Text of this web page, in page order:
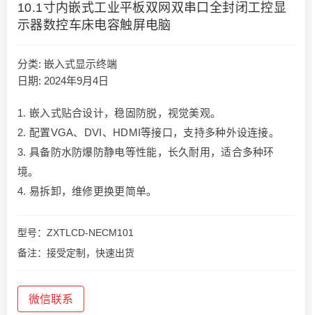
10.1寸内嵌式工业平板双网双串口全封闭工控显
示器数控车床电容触屏电脑
分类: 嵌入式显示终端
日期: 2024年9月4日
1. 嵌入式贴合设计，稳固防脱，视觉美观。
2. 配置VGA、DVI、HDMI等接口，支持多种外设连接。
3. 具备防水防爆防静电等性能，长久耐用，适合多种环
境。
4. 易拆卸，维修更换更简单。
型号：ZXTLCD-NECM101
备注：接受定制，快速出货
微信联系